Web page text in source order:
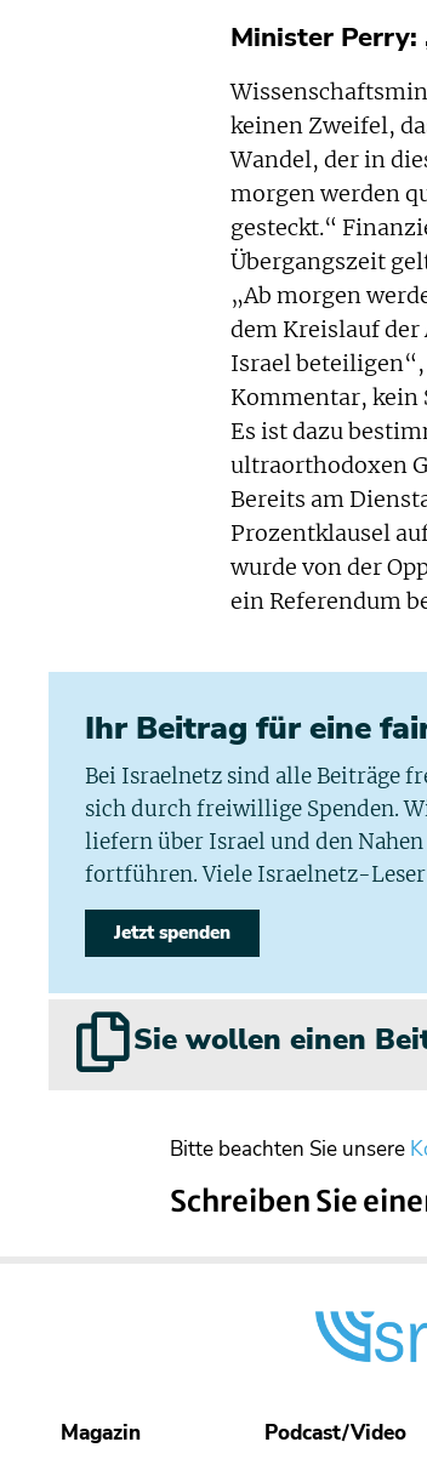
Minister Perry:
keinen Zweifel,
Wandel, der in
morgen werden
gesteckt.“
Übergangszeit
„Ab morgen
dem Kreislauf der
Israel
Kommentar, kein
Es ist dazu
ultraorthodoxen
Bereits am
Prozentklausel
wurde von der
ein Referendum
Ihr Beitrag für eine
Bei Israelnetz sind alle Beiträge
sich durch freiwillige Spenden.
liefern über Israel und den
fortführen. Viele Israelnetz-
Jetzt spenden
Sie wollen einen
Bitte beachten Sie unsere
Schreiben Sie
Magazin
Podcast/Video